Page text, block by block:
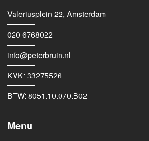
Valeriusplein 22, Amsterdam
020 6768022
info@peterbruin.nl
KVK: 33275526
BTW: 8051.10.070.B02
Menu